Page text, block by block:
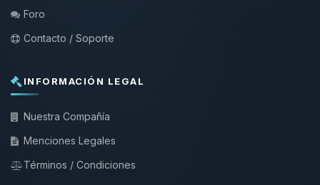
Foro
Contacto / Soporte
INFORMACIÓN LEGAL
Nuestra Compañía
Menciones Legales
Términos / Condiciones